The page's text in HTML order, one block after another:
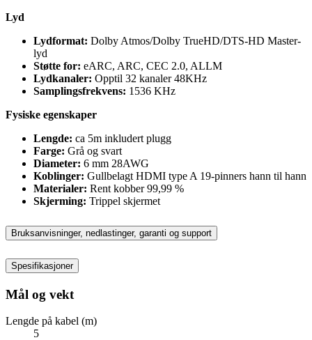
Lyd
Lydformat: Dolby Atmos/Dolby TrueHD/DTS-HD Master-
lyd
Støtte for: eARC, ARC, CEC 2.0, ALLM
Lydkanaler: Opptil 32 kanaler 48KHz
Samplingsfrekvens: 1536 KHz
Fysiske egenskaper
Lengde: ca 5m inkludert plugg
Farge: Grå og svart
Diameter: 6 mm 28AWG
Koblinger: Gullbelagt HDMI type A 19-pinners hann til hann
Materialer: Rent kobber 99,99 %
Skjerming: Trippel skjermet
Bruksanvisninger, nedlastinger, garanti og support
Spesifikasjoner
Mål og vekt
Lengde på kabel (m)
5